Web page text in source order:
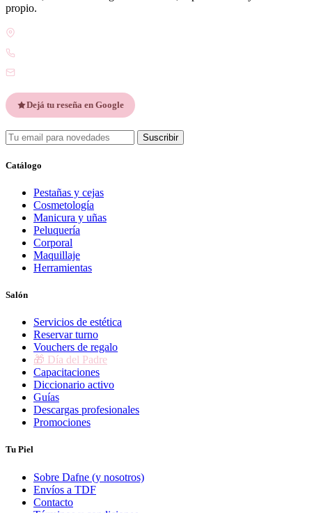
propio.
Dejá tu reseña en Google
Suscribir
Catálogo
Pestañas y cejas
Cosmetología
Manicura y uñas
Peluquería
Corporal
Maquillaje
Herramientas
Salón
Servicios de estética
Reservar turno
Vouchers de regalo
🎁 Día del Padre
Capacitaciones
Diccionario activo
Guías
Descargas profesionales
Promociones
Tu Piel
Sobre Dafne (y nosotros)
Envíos a TDF
Contacto